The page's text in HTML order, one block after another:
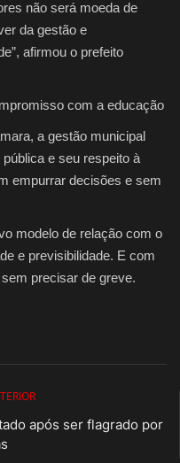
não será moeda de
da gestão e
afirmou o prefeito
com a educação
a gestão municipal
e seu respeito à
empurrar decisões e sem
modelo de relação com o
e previsibilidade. E com
precisar de greve.
após ser flagrado por